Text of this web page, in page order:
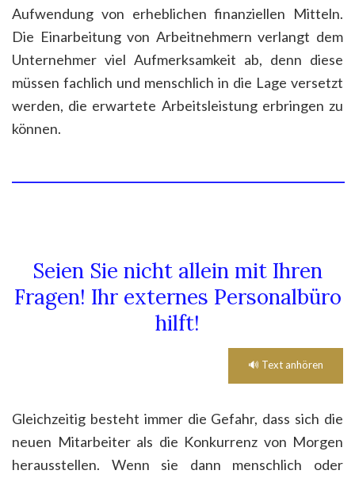
Aufwendung von erheblichen finanziellen Mitteln.
Die Einarbeitung von Arbeitnehmern verlangt dem
Unternehmer viel Aufmerksamkeit ab, denn diese
müssen fachlich und menschlich in die Lage versetzt
werden, die erwartete Arbeitsleistung erbringen zu
können.
Seien Sie nicht allein mit Ihren
Fragen! Ihr externes Personalbüro
hilft!
🔊 Text anhören
Gleichzeitig besteht immer die Gefahr, dass sich die
neuen Mitarbeiter als die Konkurrenz von Morgen
herausstellen. Wenn sie dann menschlich oder